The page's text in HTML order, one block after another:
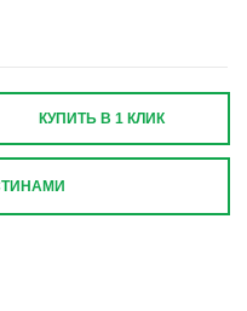
КУПИТЬ В 1 КЛИК